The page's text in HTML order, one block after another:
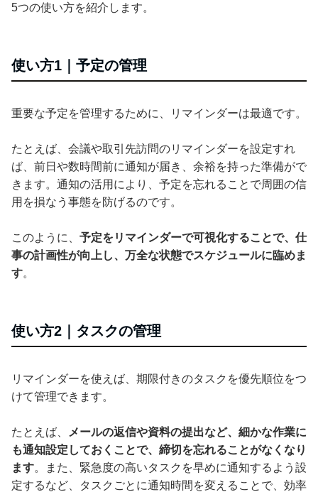
5つの使い方を紹介します。
使い方1｜予定の管理
重要な予定を管理するために、リマインダーは最適です。
たとえば、会議や取引先訪問のリマインダーを設定すれ
ば、前日や数時間前に通知が届き、余裕を持った準備がで
きます。通知の活用により、予定を忘れることで周囲の信
用を損なう事態を防げるのです。
このように、 予定をリマインダーで可視化することで、仕
事の計画性が向上し、万全な状態でスケジュールに臨めま
す。
使い方2｜タスクの管理
リマインダーを使えば、期限付きのタスクを優先順位をつ
けて管理できます。
たとえば、
メールの返信や資料の提出など、細かな作業に
も通知設定しておくことで、締切を忘れることがなくなり
ます。また、緊急度の高いタスクを早めに通知するよう設
定するなど、タスクごとに通知時間を変えることで、効率